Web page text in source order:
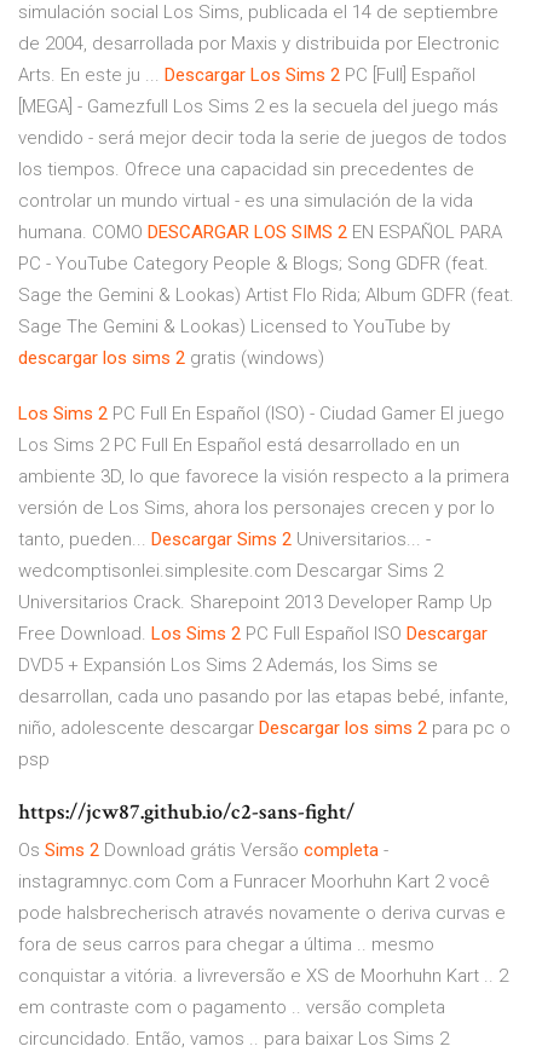
simulación social Los Sims, publicada el 14 de septiembre
de 2004, desarrollada por Maxis y distribuida por Electronic
Arts. En este ju ... Descargar Los Sims 2 PC [Full] Español
[MEGA] - Gamezfull Los Sims 2 es la secuela del juego más
vendido - será mejor decir toda la serie de juegos de todos
los tiempos. Ofrece una capacidad sin precedentes de
controlar un mundo virtual - es una simulación de la vida
humana. COMO DESCARGAR LOS SIMS 2 EN ESPAÑOL PARA
PC - YouTube Category People & Blogs; Song GDFR (feat.
Sage the Gemini & Lookas) Artist Flo Rida; Album GDFR (feat.
Sage The Gemini & Lookas) Licensed to YouTube by
descargar los sims 2 gratis (windows)
Los Sims 2 PC Full En Español (ISO) - Ciudad Gamer El juego
Los Sims 2 PC Full En Español está desarrollado en un
ambiente 3D, lo que favorece la visión respecto a la primera
versión de Los Sims, ahora los personajes crecen y por lo
tanto, pueden... Descargar Sims 2 Universitarios... -
wedcomptisonlei.simplesite.com Descargar Sims 2
Universitarios Crack. Sharepoint 2013 Developer Ramp Up
Free Download. Los Sims 2 PC Full Español ISO Descargar
DVD5 + Expansión Los Sims 2 Además, los Sims se
desarrollan, cada uno pasando por las etapas bebé, infante,
niño, adolescente descargar Descargar los sims 2 para pc o
psp
https://jcw87.github.io/c2-sans-fight/
Os Sims 2 Download grátis Versão completa -
instagramnyc.com Com a Funracer Moorhuhn Kart 2 você
pode halsbrecherisch através novamente o deriva curvas e
fora de seus carros para chegar a última .. mesmo
conquistar a vitória. a livreversão e XS de Moorhuhn Kart .. 2
em contraste com o pagamento .. versão completa
circuncidado. Então, vamos .. para baixar Los Sims 2